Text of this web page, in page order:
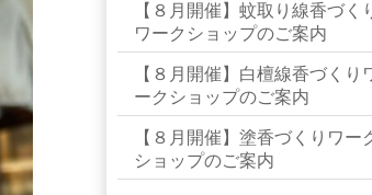
【８月開催】蚊取り線香づく
ワークショップのご案内
【８月開催】白檀線香づくり
ークショップのご案内
【８月開催】塗香づくりワー
ショップのご案内